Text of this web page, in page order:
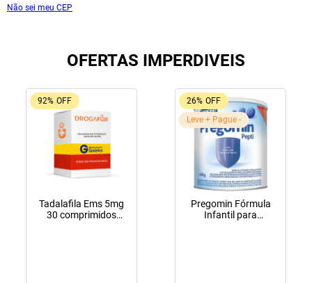
Não sei meu CEP
OFERTAS IMPERDIVEIS
92% OFF
Tadalafila Ems 5mg
30 comprimidos
26% OFF
Leve + Pague -
Pregomin Fórmula
Infantil para